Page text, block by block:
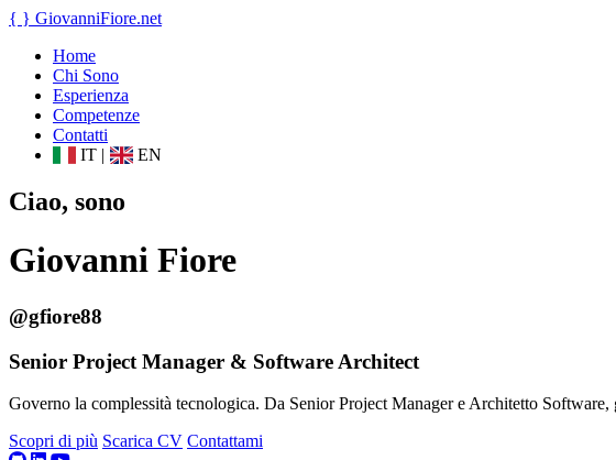
{ } GiovanniFiore.net
Home
Chi Sono
Esperienza
Competenze
Contatti
IT | EN
Ciao, sono
Giovanni Fiore
@gfiore88
Senior Project Manager & Software Architect
Governo la complessità tecnologica. Da Senior Project Manager e Architetto
Scopri di più Scarica CV Contattami